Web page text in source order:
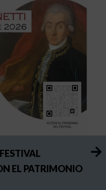
EL PATRIMONIO